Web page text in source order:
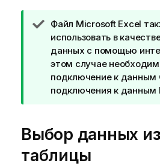
а
з
к
е
П
р
и
м
е
ч
и
е
к
Файл Microsoft Excel
использовать в
данных с помощью
этом случае
подключение к данным
подключения к данным
Выбор данных
таблицы